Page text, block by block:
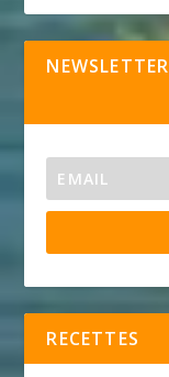
NEWSLETTER
RECETTES